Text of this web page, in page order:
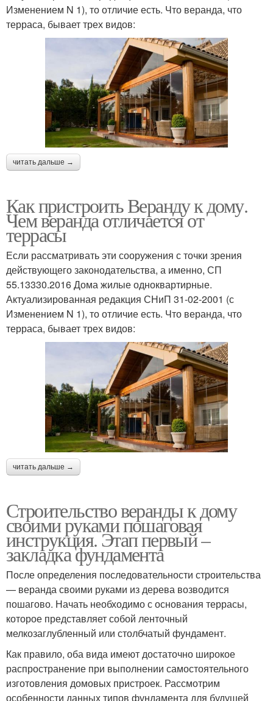
Изменением N 1), то отличие есть. Что веранда, что
терраса, бывает трех видов:
читать дальше →
Как пристроить Веранду к дому.
Чем веранда отличается от
террасы
Если рассматривать эти сооружения с точки зрения
действующего законодательства, а именно, СП
55.13330.2016 Дома жилые одноквартирные.
Актуализированная редакция СНиП 31-02-2001 (с
Изменением N 1), то отличие есть. Что веранда, что
терраса, бывает трех видов:
читать дальше →
Строительство веранды к дому
своими руками пошаговая
инструкция. Этап первый –
закладка фундамента
После определения последовательности строительства
— веранда своими руками из дерева возводится
пошагово. Начать необходимо с основания террасы,
которое представляет собой ленточный
мелкозаглубленный или столбчатый фундамент.
Как правило, оба вида имеют достаточно широкое
распространение при выполнении самостоятельного
изготовления домовых пристроек. Рассмотрим
особенности данных типов фундамента для будущей